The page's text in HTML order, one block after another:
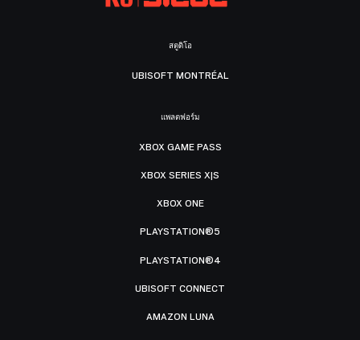
สตูดิโอ
UBISOFT MONTRÉAL
แพลตฟอร์ม
XBOX GAME PASS
XBOX SERIES X|S
XBOX ONE
PLAYSTATION®5
PLAYSTATION®4
UBISOFT CONNECT
AMAZON LUNA